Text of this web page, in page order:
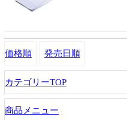
価格順 発売日順
カテゴリーTOP
商品メニュー